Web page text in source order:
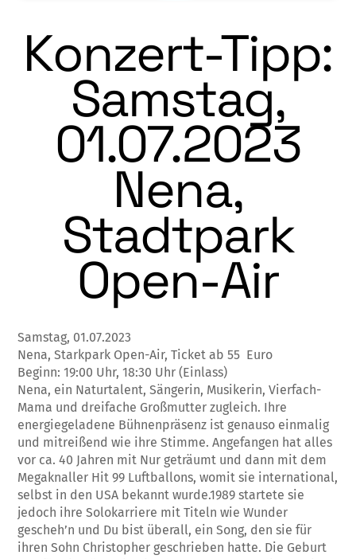
Konzert-Tipp:
Samstag,
01.07.2023
Nena,
Stadtpark
Open-Air
Samstag, 01.07.2023
Nena, Starkpark Open-Air, Ticket ab 55 Euro
Beginn: 19:00 Uhr, 18:30 Uhr (Einlass)
Nena, ein Naturtalent, Sängerin, Musikerin, Vierfach-
Mama und dreifache Großmutter zugleich. Ihre
energiegeladene Bühnenpräsenz ist genauso einmalig
und mitreißend wie ihre Stimme. Angefangen hat alles
vor ca. 40 Jahren mit Nur geträumt und dann mit dem
Megaknaller Hit 99 Luftballons, womit sie international,
selbst in den USA bekannt wurde.1989 startete sie
jedoch ihre Solokarriere mit Titeln wie Wunder
gescheh’n und Du bist überall, ein Song, den sie für
ihren Sohn Christopher geschrieben hatte. Die Geburt